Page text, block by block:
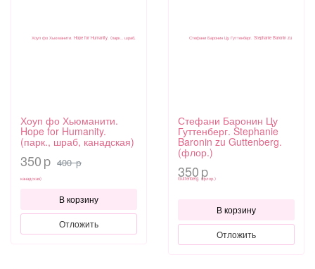
Хоуп фо Хьюманити.
Hope for Humanity.
(парк., шраб, канадская)
350 p 400 p
В корзину
Отложить
Стефани Баронин Цу
Гуттенберг. Stephanie
Baronin zu Guttenberg.
(флор.)
350 p
В корзину
Отложить